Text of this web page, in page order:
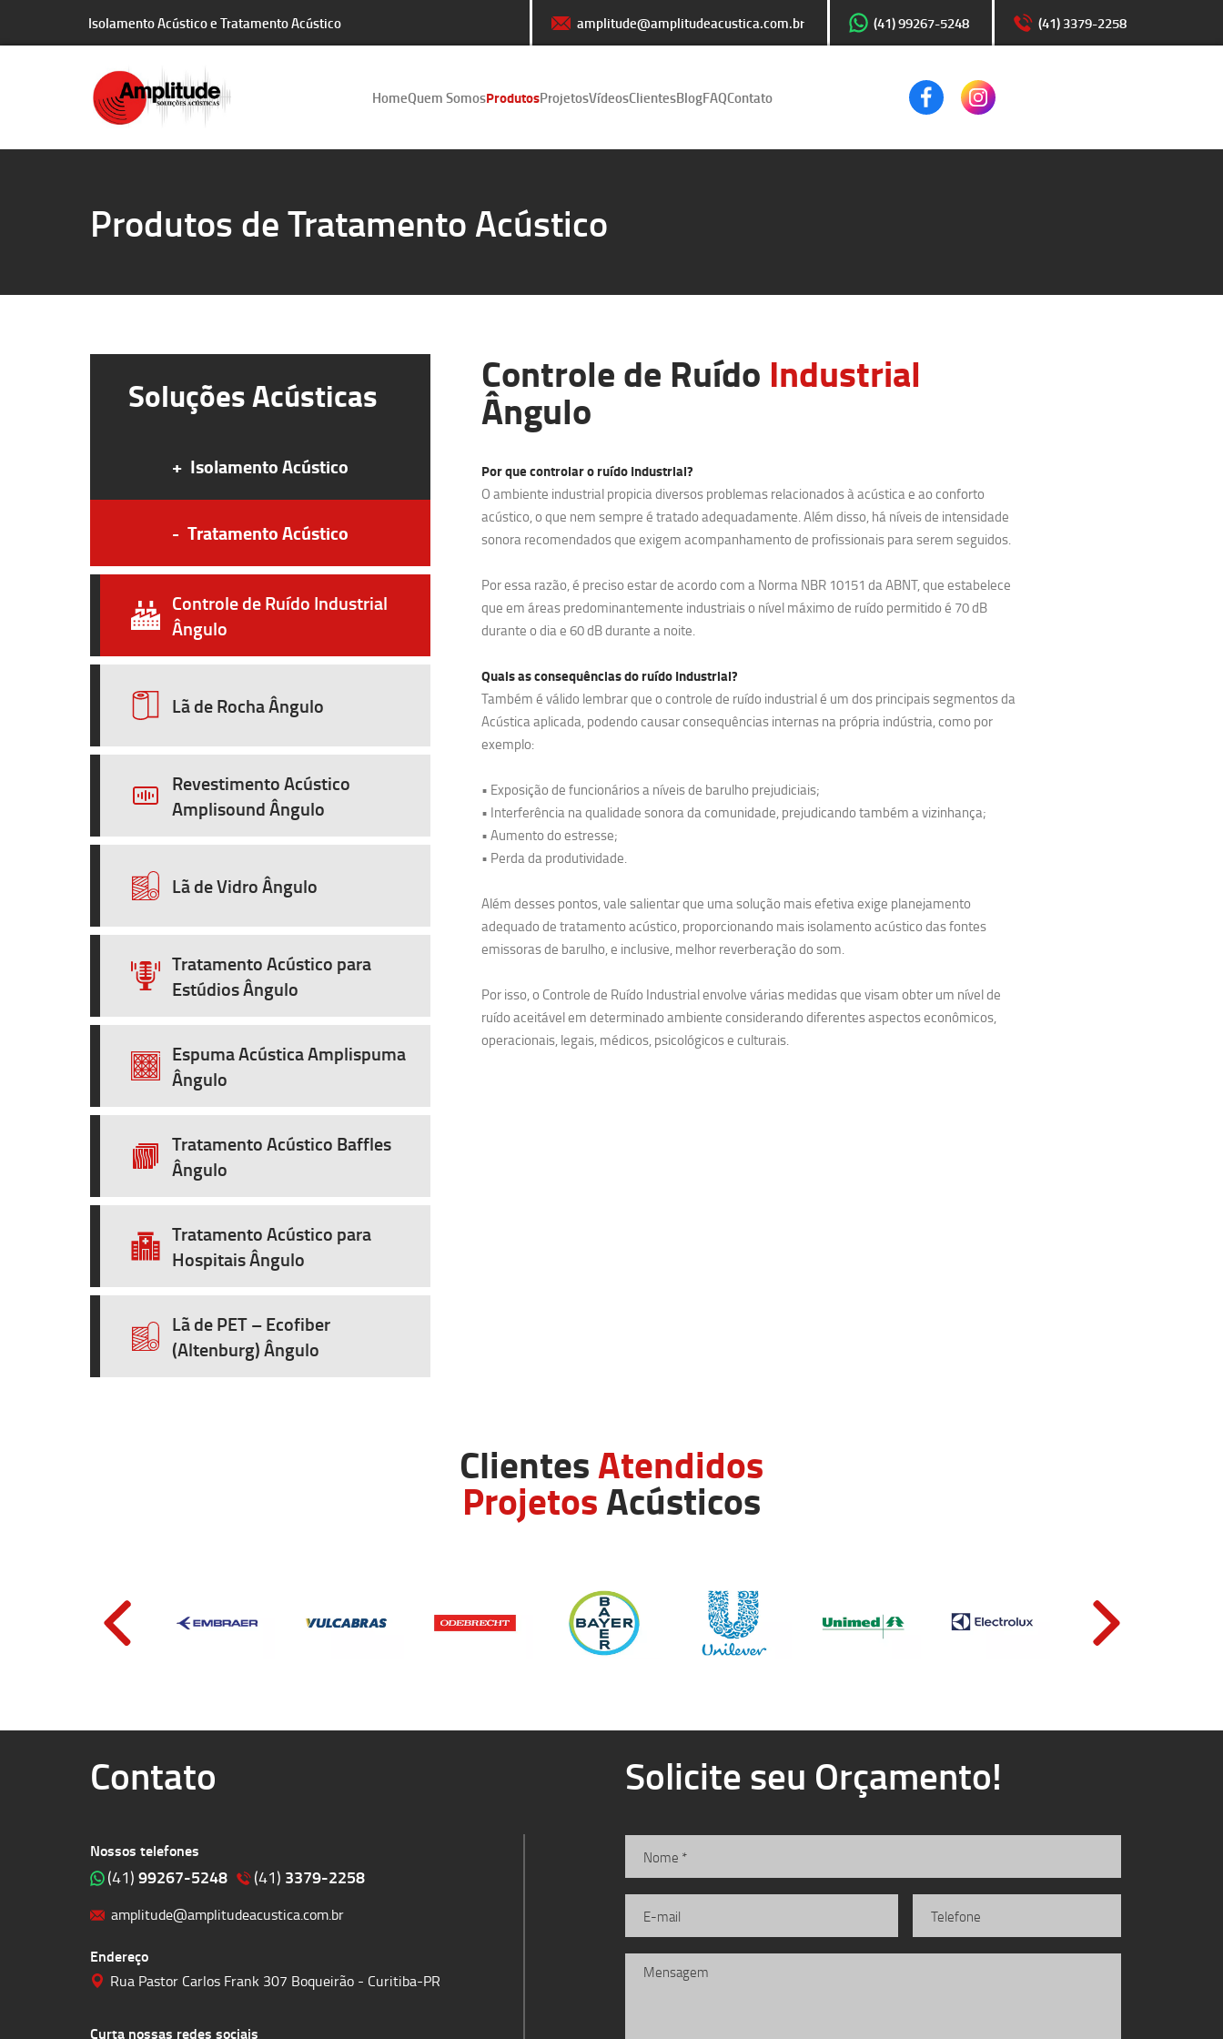
Isolamento Acústico e Tratamento Acústico amplitude@amplitudeacustica.com.br (41) 99267-5248 (41) 3379-2258
HomeQuem SomosProdutosProjetosVídeosClientesBlogFAQContato
Produtos de Tratamento Acústico
Soluções Acústicas
+ Isolamento Acústico
- Tratamento Acústico
Controle de Ruído Industrial
Ângulo
Lã de Rocha Ângulo
Revestimento Acústico
Amplisound Ângulo
Lã de Vidro Ângulo
Tratamento Acústico para
Estúdios Ângulo
Espuma Acústica Amplispuma
Ângulo
Tratamento Acústico Baffles
Ângulo
Tratamento Acústico para
Hospitais Ângulo
Lã de PET – Ecofiber
(Altenburg) Ângulo
Controle de Ruído Industrial
Ângulo
Por que controlar o ruído Industrial?
O ambiente industrial propicia diversos problemas relacionados à acústica e ao conforto
acústico, o que nem sempre é tratado adequadamente. Além disso, há níveis de intensidade
sonora recomendados que exigem acompanhamento de profissionais para serem seguidos.
Por essa razão, é preciso estar de acordo com a Norma NBR 10151 da ABNT, que estabelece
que em áreas predominantemente industriais o nível máximo de ruído permitido é 70 dB
durante o dia e 60 dB durante a noite.
Quais as consequências do ruído Industrial?
Também é válido lembrar que o controle de ruído industrial é um dos principais segmentos da
Acústica aplicada, podendo causar consequências internas na própria indústria, como por
exemplo:
• Exposição de funcionários a níveis de barulho prejudiciais;
• Interferência na qualidade sonora da comunidade, prejudicando também a vizinhança;
• Aumento do estresse;
• Perda da produtividade.
Além desses pontos, vale salientar que uma solução mais efetiva exige planejamento
adequado de tratamento acústico, proporcionando mais isolamento acústico das fontes
emissoras de barulho, e inclusive, melhor reverberação do som.
Por isso, o Controle de Ruído Industrial envolve várias medidas que visam obter um nível de
ruído aceitável em determinado ambiente considerando diferentes aspectos econômicos,
operacionais, legais, médicos, psicológicos e culturais.
ClientesAtendidos
ProjetosAcústicos
Contato
Nossos telefones
(41) 99267-5248 (41) 3379-2258
amplitude@amplitudeacustica.com.br
Endereço
Rua Pastor Carlos Frank 307 Boqueirão - Curitiba-PR
Curta nossas redes sociais
Solicite seu Orçamento!